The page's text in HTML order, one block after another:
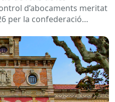
d’abocaments meritat
per la confederació